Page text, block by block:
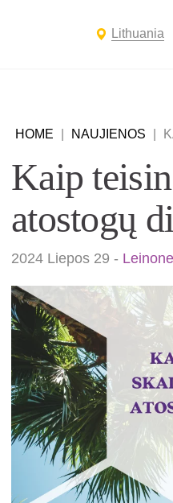
Lithuania
HOME NAUJIENOS
Kaip
atostogų
2024 Liepos 29 -